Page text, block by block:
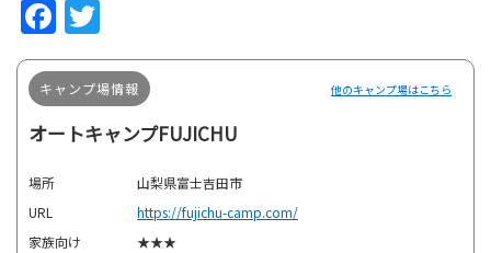
Facebook
キャンプ場情報 他のキャンプ場はこちら
オートキャンプFUJICHU
場所
山梨県富士吉田市
URL
https://fujichu-camp.com/
家族向け
★★★